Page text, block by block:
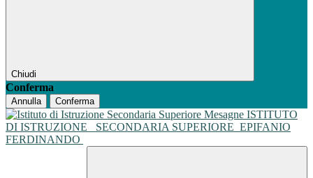
Chiudi
Conferma
Annulla Conferma
ISTITUTO
DI ISTRUZIONE
SECONDARIA SUPERIORE EPIFANIO
FERDINANDO